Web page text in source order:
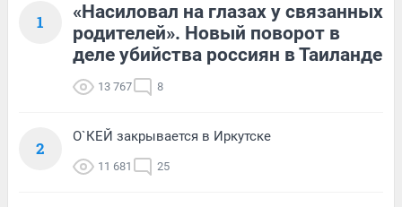
1
«Насиловал на глазах у связанных
родителей». Новый поворот в
деле убийства россиян в Таиланде
13 767 8
2
О`КЕЙ закрывается в Иркутске
11 681 25